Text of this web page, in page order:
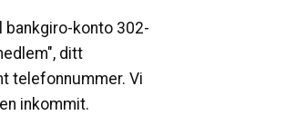
bankgiro-konto 302-
ditt
telefonnummer. Vi
inkommit.